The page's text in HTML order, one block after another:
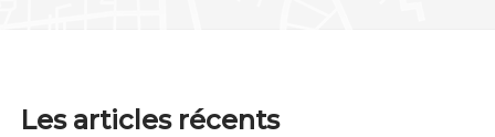
Les articles récents